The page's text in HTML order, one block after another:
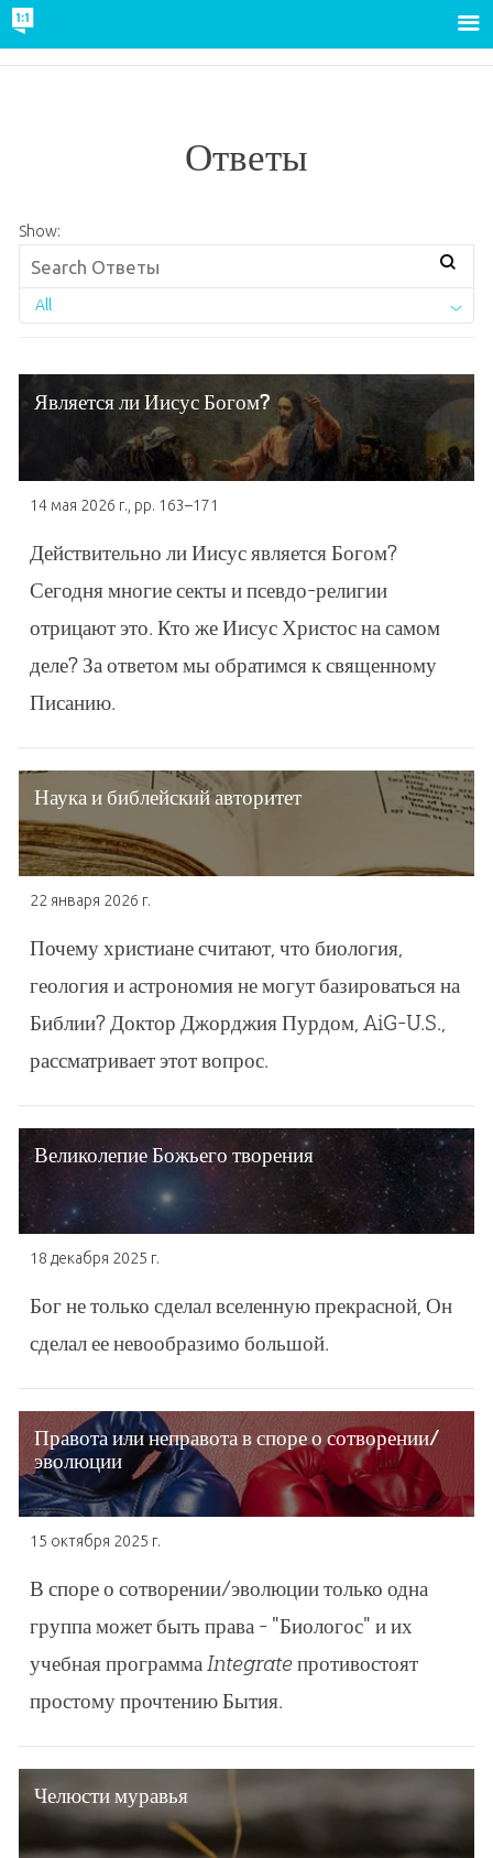
Ответы
Show:
All
Является ли Иисус Богом?
14 мая 2026 г. , pp. 163–171
Действительно ли Иисус является Богом?
Сегодня многие секты и псевдо-религии
отрицают это. Кто же Иисус Христос на самом
деле? За ответом мы обратимся к священному
Писанию.
Наука и библейский авторитет
22 января 2026 г.
Почему христиане считают, что биология,
геология и астрономия не могут базироваться на
Библии? Доктор Джорджия Пурдом, AiG-U.S.,
рассматривает этот вопрос.
Великолепие Божьего творения
18 декабря 2025 г.
Бог не только сделал вселенную прекрасной, Он
сделал ее невообразимо большой.
Правота или неправота в споре о сотворении/
эволюции
15 октября 2025 г.
В споре о сотворении/эволюции только одна
группа может быть права - "Биологос" и их
учебная программа Integrateпротивостоят
простому прочтению Бытия.
Челюсти муравья